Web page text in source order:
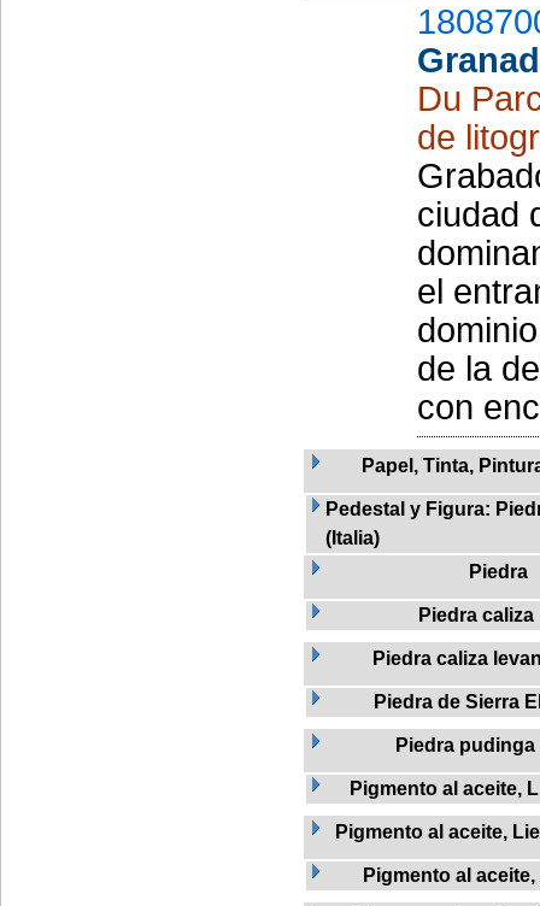
Du
de
ciudad
el
de la
con
Papel, Tinta,
Pedestal y Figura:
(Italia)
Piedra
Piedra caliza
Piedra caliza
Piedra de Sierra
Piedra pudinga
Pigmento al aceite,
Pigmento al aceite,
Pigmento al aceite,